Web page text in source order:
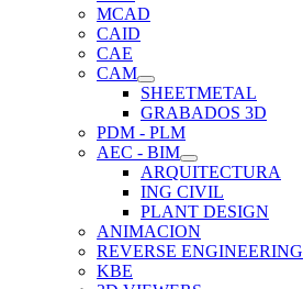
MCAD
CAID
CAE
CAM
SHEETMETAL
GRABADOS 3D
PDM - PLM
AEC - BIM
ARQUITECTURA
ING CIVIL
PLANT DESIGN
ANIMACION
REVERSE ENGINEERING
KBE